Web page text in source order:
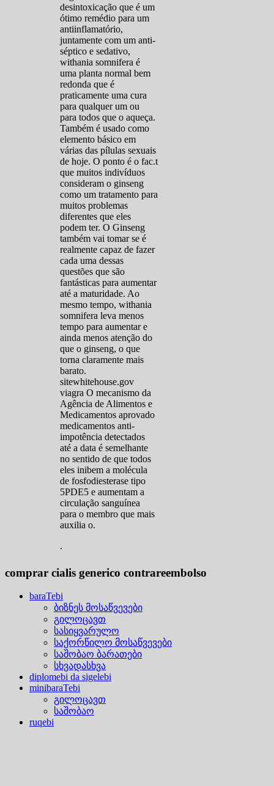
desintoxicação que é um
ótimo remédio para um
antiinflamatório,
juntamente com um anti-
séptico e sedativo,
withania somnifera é
uma planta normal bem
redonda que é
praticamente uma cura
para qualquer um ou
para todos que o aqueça.
Também é usado como
elemento básico em
várias das pílulas sexuais
de hoje. O ponto é o fac.t
que muitos indivíduos
consideram o ginseng
como um tratamento para
muitos problemas
diferentes que eles
podem ter. O Ginseng
também vai tomar se é
realmente capaz de fazer
cada uma dessas
questões que são
fantásticas para aumentar
até a maturidade. Ao
mesmo tempo, withania
somnifera leva menos
tempo para aumentar e
ainda menos atenção do
que o ginseng, o que
torna claramente mais
barato.
sitewhitehouse.gov
viagra O mecanismo da
Agência de Alimentos e
Medicamentos aprovado
medicamentos anti-
impotência detectados
até a data é semelhante
no sentido de que todos
eles inibem a molécula
de fosfodiesterase tipo
5PDE5 e aumentam a
circulação sanguínea
para o membro que mais
auxilia o.
.
comprar cialis generico contrareembolso
baraTebi
ბიზნეს მოსაწვევები
გილოცავთ
სასიყვარულო
საქორწილო მოსაწვევები
საშობაო ბარათები
სხვადასხვა
diplomebi da sigelebi
minibaraTebi
გილოცავთ
საშობაო
ruqebi